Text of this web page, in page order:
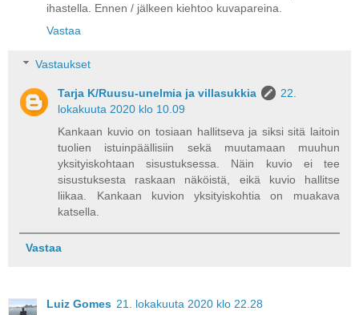
ihastella. Ennen / jälkeen kiehtoo kuvapareina.
Vastaa
Vastaukset
Tarja K/Ruusu-unelmia ja villasukkia
22.
lokakuuta 2020 klo 10.09
Kankaan kuvio on tosiaan hallitseva ja siksi sitä laitoin
tuolien istuinpäällisiin sekä muutamaan muuhun
yksityiskohtaan sisustuksessa. Näin kuvio ei tee
sisustuksesta raskaan näköistä, eikä kuvio hallitse
liikaa. Kankaan kuvion yksityiskohtia on muakava
katsella.
Vastaa
Luiz Gomes 21. lokakuuta 2020 klo 22.28